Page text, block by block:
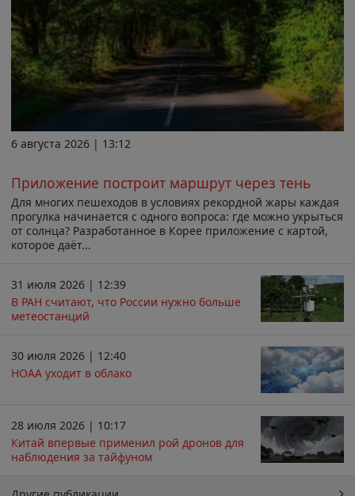
6 августа 2026 | 13:12
Приложение построит маршрут через тень
Для многих пешеходов в условиях рекордной жары каждая
прогулка начинается с одного вопроса: где можно укрыться
от солнца? Разработанное в Корее приложение с картой,
которое даёт...
31 июля 2026 | 12:39
В РАН считают, что России нужно больше
метеостанций
30 июля 2026 | 12:40
НОАА уходит в облако
28 июля 2026 | 10:17
Китай впервые применил рой дронов для
наблюдения за тайфуном